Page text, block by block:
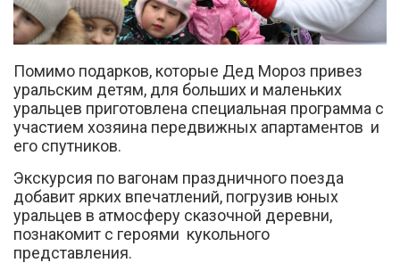
Помимо подарков, которые Дед Мороз привез
уральским детям, для больших и маленьких
уральцев приготовлена специальная программа с
участием хозяина передвижных апартаментов и
его спутников.
Экскурсия по вагонам праздничного поезда
добавит ярких впечатлений, погрузив юных
уральцев в атмосферу сказочной деревни,
познакомит с героями кукольного
представления.